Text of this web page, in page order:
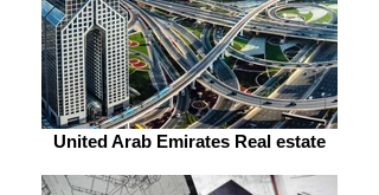
United Arab Emirates Real estate